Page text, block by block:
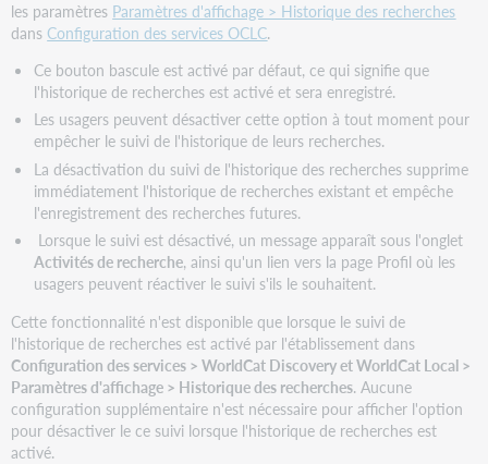
les paramètres Paramètres d'affichage > Historique des recherches
dans Configuration des services OCLC.
Ce bouton bascule est activé par défaut, ce qui signifie que
l'historique de recherches est activé et sera enregistré.
Les usagers peuvent désactiver cette option à tout moment pour
empêcher le suivi de l'historique de leurs recherches.
La désactivation du suivi de l'historique des recherches supprime
immédiatement l'historique de recherches existant et empêche
l'enregistrement des recherches futures.
Lorsque le suivi est désactivé, un message apparaît sous l'onglet
Activités de recherche, ainsi qu'un lien vers la page Profil où les
usagers peuvent réactiver le suivi s'ils le souhaitent.
Cette fonctionnalité n'est disponible que lorsque le suivi de
l'historique de recherches est activé par l'établissement dans
Configuration des services > WorldCat Discovery et WorldCat Local >
Paramètres d'affichage > Historique des recherches. Aucune
configuration supplémentaire n'est nécessaire pour afficher l'option
pour désactiver le ce suivi lorsque l'historique de recherches est
activé.